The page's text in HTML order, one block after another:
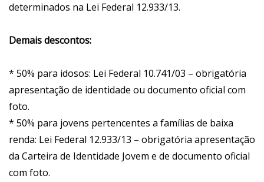
determinados na Lei Federal 12.933/13.
Demais descontos:
* 50% para idosos: Lei Federal 10.741/03 – obrigatória
apresentação de identidade ou documento oficial com
foto.
* 50% para jovens pertencentes a famílias de baixa
renda: Lei Federal 12.933/13 – obrigatória apresentação
da Carteira de Identidade Jovem e de documento oficial
com foto.